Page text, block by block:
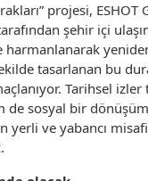
projesi,
şehir içi
tasarlanan bu
Tarihsel
de sosyal bir
yerli ve yabancı